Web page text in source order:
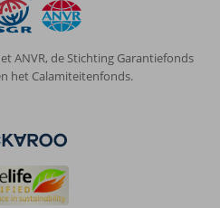
ANVR, de Stichting Garantiefonds
het Calamiteitenfonds.